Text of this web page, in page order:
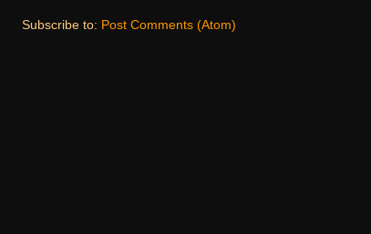
Subscribe to: Post Comments (Atom)